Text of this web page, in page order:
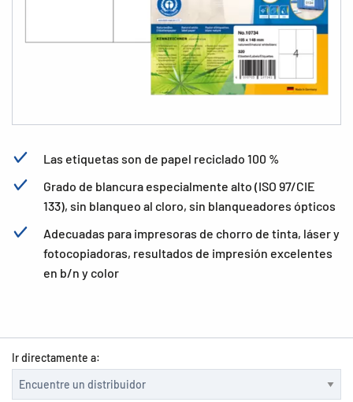
Las etiquetas son de papel reciclado 100 %
Grado de blancura especialmente alto (ISO 97/CIE
133), sin blanqueo al cloro, sin blanqueadores ópticos
Adecuadas para impresoras de chorro de tinta, láser y
fotocopiadoras, resultados de impresión excelentes
en b/n y color
Ir directamente a: